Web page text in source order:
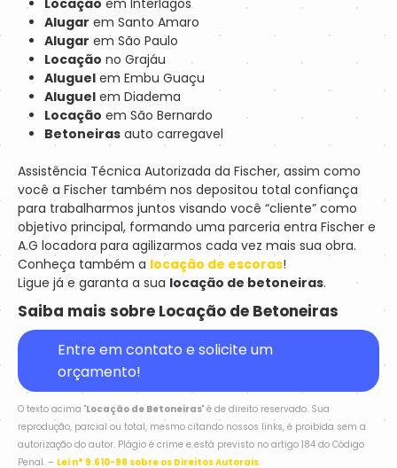
Locação em Interlagos
Alugar em Santo Amaro
Alugar em São Paulo
Locação no Grajáu
Aluguel em Embu Guaçu
Aluguel em Diadema
Locação em São Bernardo
Betoneiras auto carregavel
Assistência Técnica Autorizada da Fischer, assim como
você a Fischer também nos depositou total confiança
para trabalharmos juntos visando você “cliente” como
objetivo principal, formando uma parceria entra Fischer e
A.G locadora para agilizarmos cada vez mais sua obra.
Conheça também a locação de escoras!
Ligue já e garanta a sua locação de betoneiras.
Saiba mais sobre Locação de Betoneiras
Entre em contato e solicite um
orçamento!
O texto acima "Locação de Betoneiras" é de direito reservado. Sua
reprodução, parcial ou total, mesmo citando nossos links, é proibida sem a
autorização do autor. Plágio é crime e está previsto no artigo 184 do Código
Penal. – Lei n° 9.610-98 sobre os Direitos Autorais.